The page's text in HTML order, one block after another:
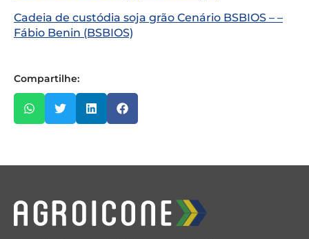
Cadeia de custódia soja grão Cenário BSBIOS – –
Fábio Benin (BSBIOS)
Compartilhe: